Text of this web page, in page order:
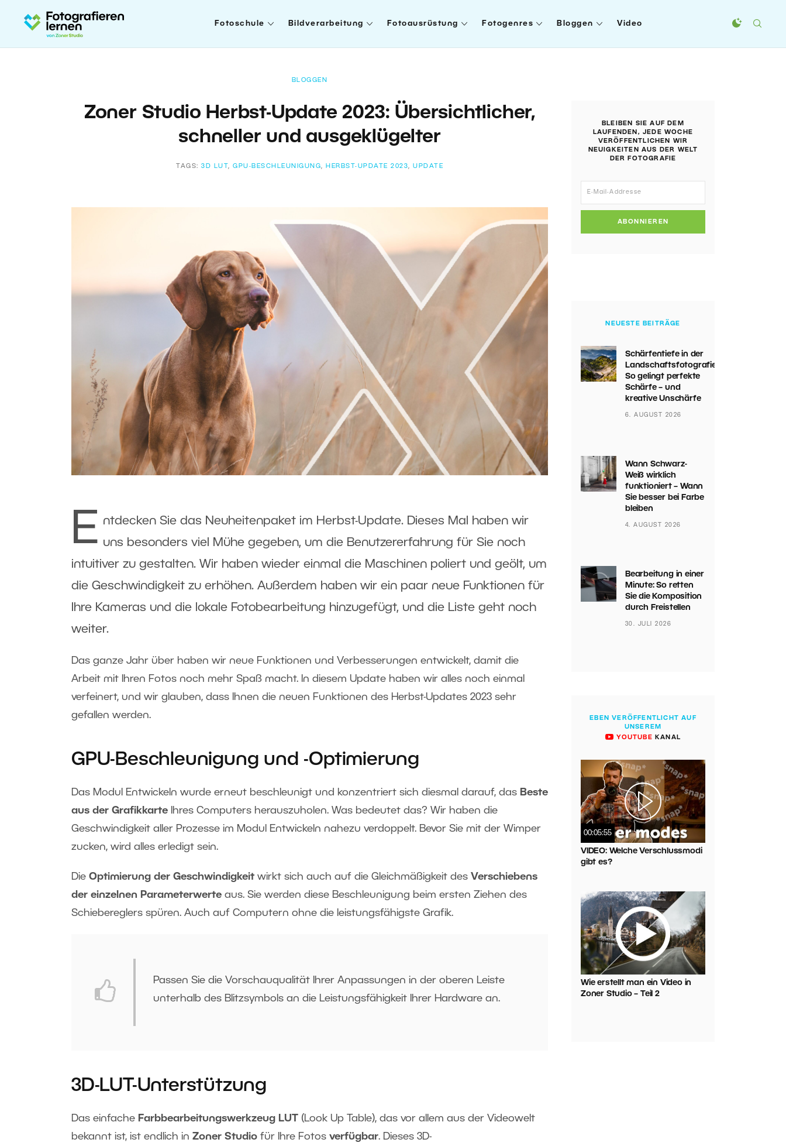
Fotoschule Bildverarbeitung Fotoausrüstung Fotogenres Bloggen Video
BLOGGEN
Zoner Studio Herbst-Update 2023: Übersichtlicher,
schneller und ausgeklügelter
TAGS: 3D LUT , GPU-BESCHLEUNIGUNG, HERBST-UPDATE 2023, UPDATE
E ntdecken Sie das Neuheitenpaket im Herbst-Update. Dieses Mal haben wir
uns besonders viel Mühe gegeben, um die Benutzererfahrung für Sie noch
intuitiver zu gestalten. Wir haben wieder einmal die Maschinen poliert und geölt, um
die Geschwindigkeit zu erhöhen. Außerdem haben wir ein paar neue Funktionen für
Ihre Kameras und die lokale Fotobearbeitung hinzugefügt, und die Liste geht noch
weiter.
Das ganze Jahr über haben wir neue Funktionen und Verbesserungen entwickelt, damit die
Arbeit mit Ihren Fotos noch mehr Spaß macht. In diesem Update haben wir alles noch einmal
verfeinert, und wir glauben, dass Ihnen die neuen Funktionen des Herbst-Updates 2023 sehr
gefallen werden.
GPU-Beschleunigung und -Optimierung
Das Modul Entwickeln wurde erneut beschleunigt und konzentriert sich diesmal darauf, das Beste
aus der Grafikkarte Ihres Computers herauszuholen. Was bedeutet das? Wir haben die
Geschwindigkeit aller Prozesse im Modul Entwickeln nahezu verdoppelt. Bevor Sie mit der Wimper
zucken, wird alles erledigt sein.
Die Optimierung der Geschwindigkeit wirkt sich auch auf die Gleichmäßigkeit des Verschiebens
der einzelnen Parameterwerte aus. Sie werden diese Beschleunigung beim ersten Ziehen des
Schiebereglers spüren. Auch auf Computern ohne die leistungsfähigste Grafik.
Passen Sie die Vorschauqualität Ihrer Anpassungen in der oberen Leiste
unterhalb des Blitzsymbols an die Leistungsfähigkeit Ihrer Hardware an.
3D-LUT-Unterstützung
Das einfache Farbbearbeitungswerkzeug LUT (Look Up Table), das vor allem aus der Videowelt
bekannt ist, ist endlich in Zoner Studio für Ihre Fotos verfügbar. Dieses 3D-
BLEIBEN SIE AUF DEM
LAUFENDEN, JEDE WOCHE
VERÖFFENTLICHEN WIR
NEUIGKEITEN AUS DER WELT
DER FOTOGRAFIE
ABONNIEREN
NEUESTE BEITRÄGE
Schärfentiefe in der
Landschaftsfotografie:
So gelingt perfekte
Schärfe – und
kreative Unschärfe
6. AUGUST 2026
Wann Schwarz-
Weiß wirklich
funktioniert – Wann
Sie besser bei Farbe
bleiben
4. AUGUST 2026
Bearbeitung in einer
Minute: So retten
Sie die Komposition
durch Freistellen
30. JULI 2026
EBEN VERÖFFENTLICHT AUF
UNSEREM
YOUTUBE KANAL
00:05:55
VIDEO: Welche Verschlussmodi
gibt es?
Wie erstellt man ein Video in
Zoner Studio – Teil 2